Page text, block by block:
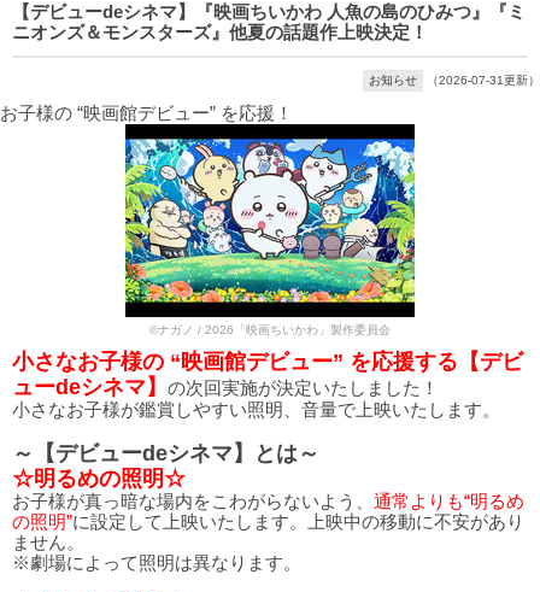
【デビューdeシネマ】『映画ちいかわ 人魚の島のひみつ』『ミ
ニオンズ＆モンスターズ』他夏の話題作上映決定！
お知らせ （2026-07-31更新）
お子様の “映画館デビュー” を応援！
©ナガノ / 2026「映画ちいかわ」製作委員会
小さなお子様の “映画館デビュー” を応援する【デビ
ューdeシネマ】
の次回実施が決定いたしました！
小さなお子様が鑑賞しやすい照明、音量で上映いたします。
～【デビューdeシネマ】とは～
☆明るめの照明☆
お子様が真っ暗な場内をこわがらないよう、 通常よりも“明るめ
の照明”に設定して上映いたします。上映中の移動に不安があり
ません。
※劇場によって照明は異なります。